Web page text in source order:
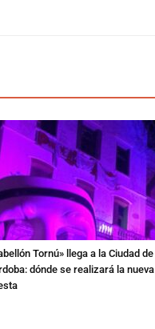
Tornú» llega a la Ciudad de
dónde se realizará la nueva